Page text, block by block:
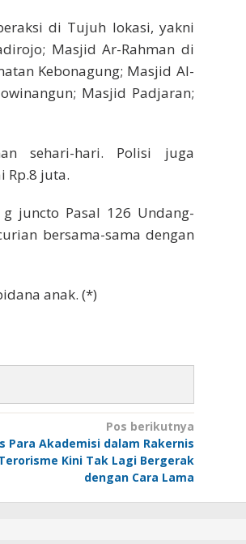
di Tujuh lokasi, yakni
Masjid Ar-Rahman di
Kebonagung; Masjid Al-
Masjid Padjaran;
sehari-hari. Polisi juga
Rp.8 juta.
juncto Pasal 126 Undang-
bersama-sama dengan
anak. (*)
Pos berikutnya
Para Akademisi dalam Rakernis
Kini Tak Lagi Bergerak
dengan Cara Lama